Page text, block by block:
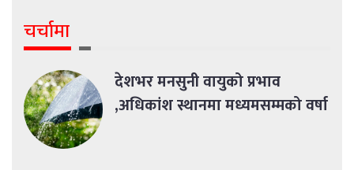
चर्चामा
देशभर मनसुनी वायुको प्रभाव
,अधिकांश स्थानमा मध्यमसम्मको वर्षा